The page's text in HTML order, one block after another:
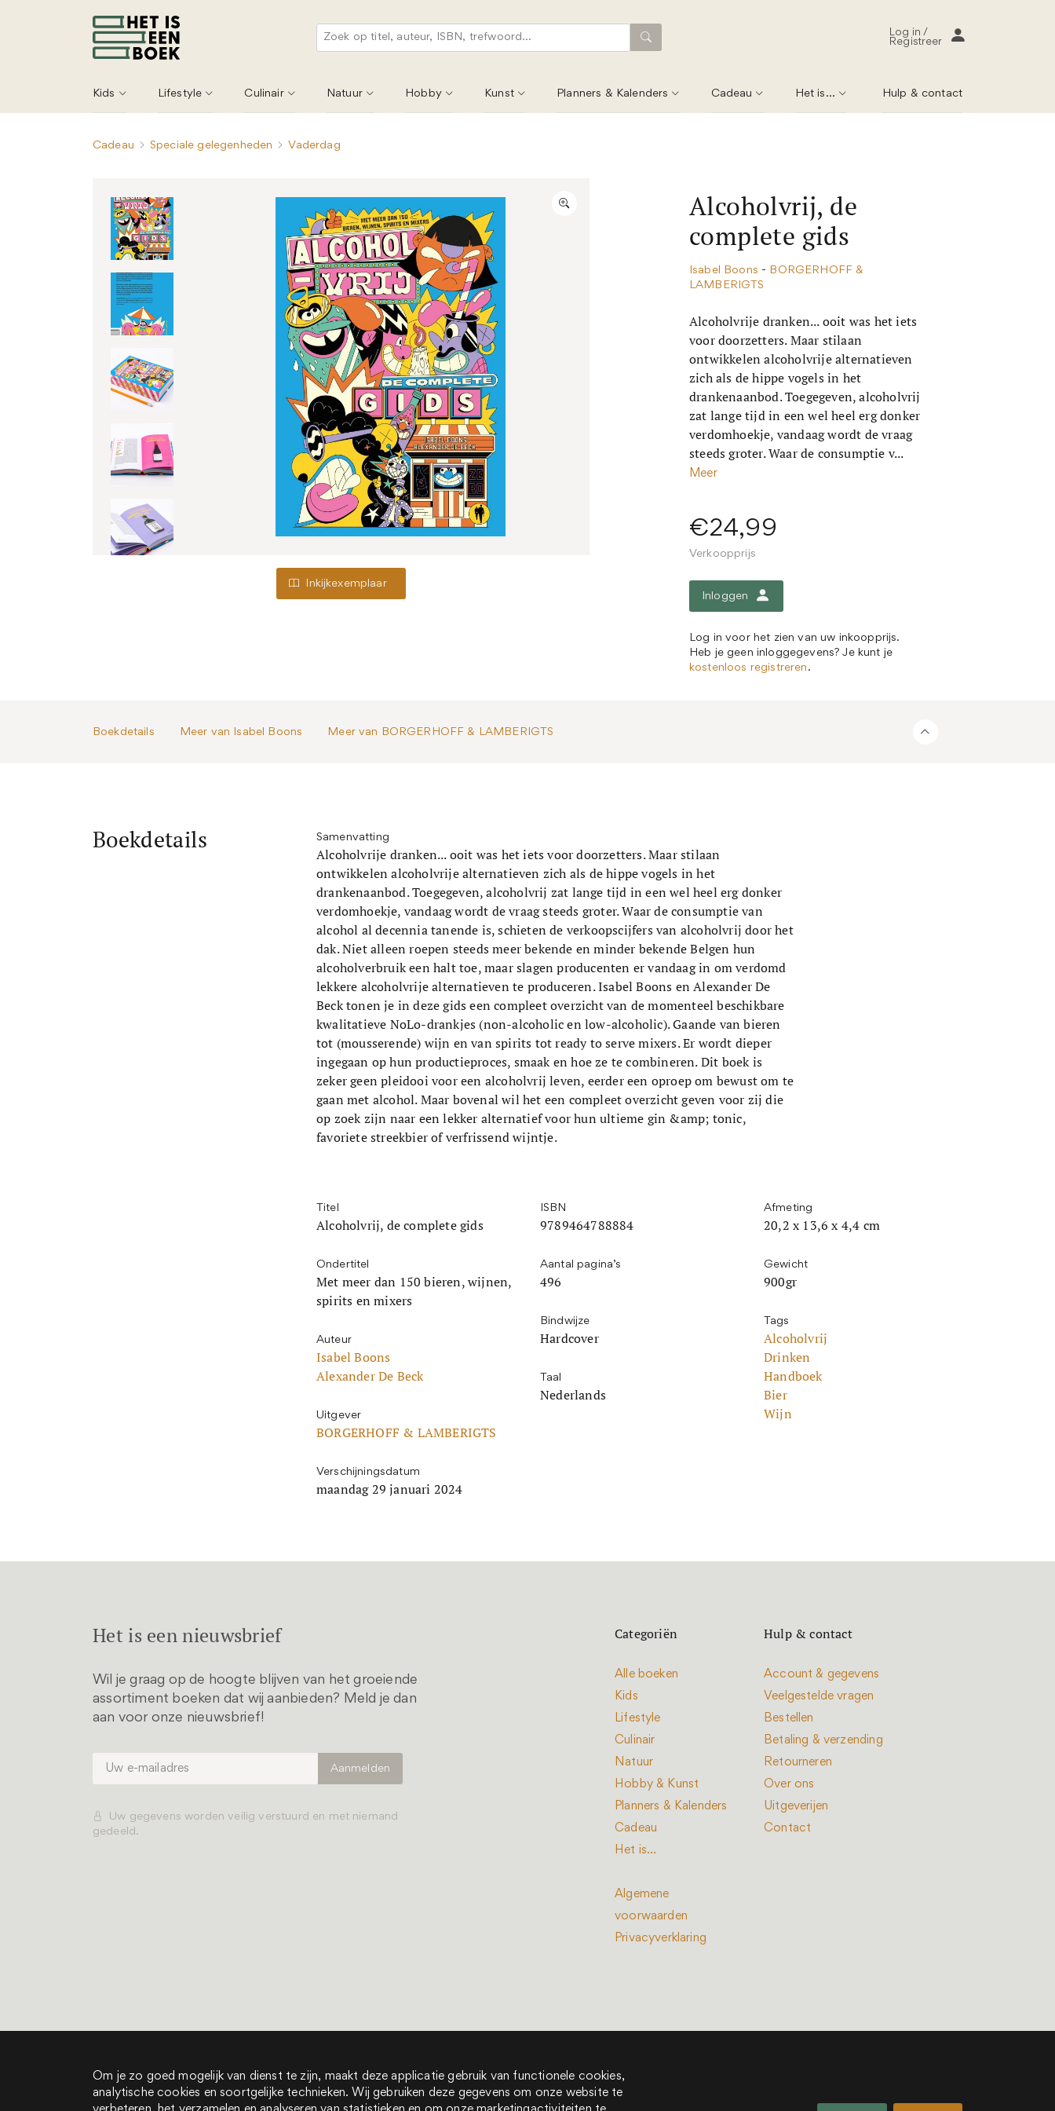
Log in /
Registreer
Kids Lifestyle Culinair Natuur Hobby Kunst Planners & Kalenders Cadeau Het is... Hulp & contact
Cadeau Speciale gelegenheden Vaderdag
Inkijkexemplaar
Alcoholvrij, de
complete gids
Isabel Boons -
BORGERHOFF &
LAMBERIGTS
Alcoholvrije dranken... ooit was het iets
voor doorzetters. Maar stilaan
ontwikkelen alcoholvrije alternatieven
zich als de hippe vogels in het
drankenaanbod. Toegegeven, alcoholvrij
zat lange tijd in een wel heel erg donker
verdomhoekje, vandaag wordt de vraag
steeds groter. Waar de consumptie v...
Meer
€24,99
Verkoopprijs
Inloggen
Log in voor het zien van uw inkoopprijs.
Heb je geen inloggegevens? Je kunt je
kostenloos registreren .
Boekdetails Meer van Isabel Boons Meer van BORGERHOFF & LAMBERIGTS
Boekdetails Samenvatting
Alcoholvrije dranken... ooit was het iets voor doorzetters. Maar stilaan
ontwikkelen alcoholvrije alternatieven zich als de hippe vogels in het
drankenaanbod. Toegegeven, alcoholvrij zat lange tijd in een wel heel erg donker
verdomhoekje, vandaag wordt de vraag steeds groter. Waar de consumptie van
alcohol al decennia tanende is, schieten de verkoopscijfers van alcoholvrij door het
dak. Niet alleen roepen steeds meer bekende en minder bekende Belgen hun
alcoholverbruik een halt toe, maar slagen producenten er vandaag in om verdomd
lekkere alcoholvrije alternatieven te produceren. Isabel Boons en Alexander De
Beck tonen je in deze gids een compleet overzicht van de momenteel beschikbare
kwalitatieve NoLo-drankjes (non-alcoholic en low-alcoholic). Gaande van bieren
tot (mousserende) wijn en van spirits tot ready to serve mixers. Er wordt dieper
ingegaan op hun productieproces, smaak en hoe ze te combineren. Dit boek is
zeker geen pleidooi voor een alcoholvrij leven, eerder een oproep om bewust om te
gaan met alcohol. Maar bovenal wil het een compleet overzicht geven voor zij die
op zoek zijn naar een lekker alternatief voor hun ultieme gin &amp; tonic,
favoriete streekbier of verfrissend wijntje.
Titel
Alcoholvrij, de complete gids
Ondertitel
Met meer dan 150 bieren, wijnen,
spirits en mixers
Auteur
Isabel Boons
Alexander De Beck
Uitgever
BORGERHOFF & LAMBERIGTS
Verschijningsdatum
maandag 29 januari 2024
ISBN
9789464788884
Aantal pagina’s
496
Bindwijze
Hardcover
Taal
Nederlands
Afmeting
20,2 x 13,6 x 4,4 cm
Gewicht
900gr
Tags
Alcoholvrij
Drinken
Handboek
Bier
Wijn
Het is een nieuwsbrief
Wil je graag op de hoogte blijven van het groeiende
assortiment boeken dat wij aanbieden? Meld je dan
aan voor onze nieuwsbrief!
Uw gegevens worden veilig verstuurd en met niemand
gedeeld.
Categoriën
Alle boeken
Kids
Lifestyle
Culinair
Natuur
Hobby & Kunst
Planners & Kalenders
Cadeau
Het is...
Algemene
voorwaarden
Privacyverklaring
Hulp & contact
Account & gegevens
Veelgestelde vragen
Bestellen
Betaling & verzending
Retourneren
Over ons
Uitgeverijen
Contact
Het is een boek is onderdeel van New Book Collective
Volg ons op Instagram
Om je zo goed mogelijk van dienst te zijn, maakt deze applicatie gebruik van functionele cookies,
analytische cookies en soortgelijke technieken. Wij gebruiken deze gegevens om onze website te